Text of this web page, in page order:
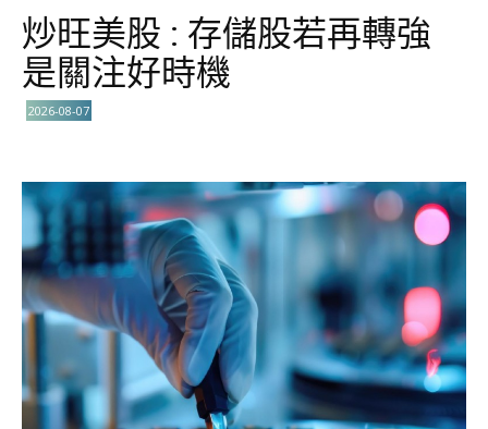
炒旺美股 : 存儲股若再轉強
是關注好時機
2026-08-07